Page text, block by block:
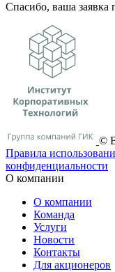
Спасибо, ваша заявка
©
Правила
конфиденциальности
О компании
О компании
Команда
Услуги
Новости
Контакты
Для акционеров